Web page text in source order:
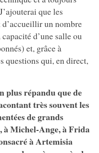
que les
un nombre
d’une salle ou
et, grâce à
questions qui, en direct,
plus répandu que de
très souvent les
de grands
à Michel-Ange, à Frida
à Artemisia